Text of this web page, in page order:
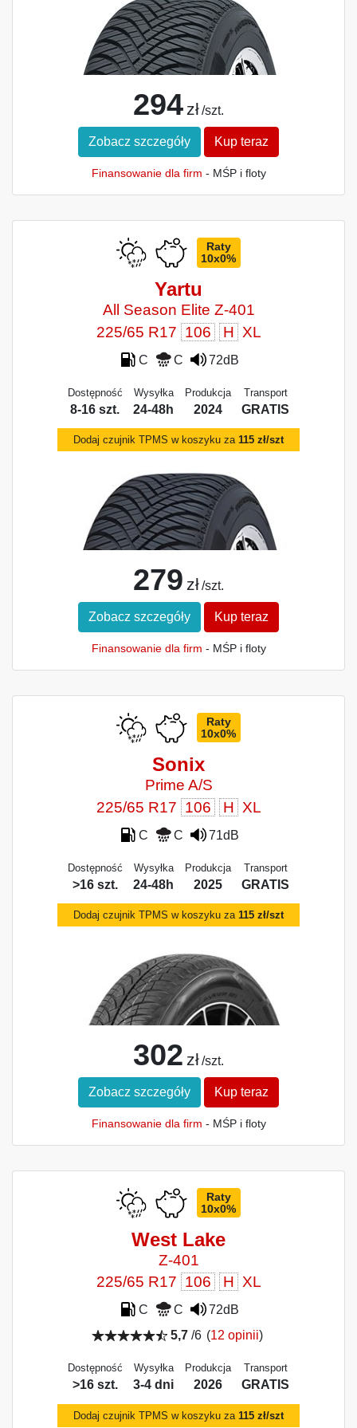
294 zł /szt.
Zobacz szczegóły Kup teraz
Finansowanie dla firm - MŚP i floty
Raty
10x0%
Yartu
All Season Elite Z-401
225/65 R17 106 H XL
C C 72dB
Dostępność
8-16 szt.
Wysyłka
24-48h
Produkcja
2024
Transport
GRATIS
Dodaj czujnik TPMS w koszyku za 115 zł/szt
279 zł /szt.
Zobacz szczegóły Kup teraz
Finansowanie dla firm - MŚP i floty
Raty
10x0%
Sonix
Prime A/S
225/65 R17 106 H XL
C C 71dB
Dostępność
>16 szt.
Wysyłka
24-48h
Produkcja
2025
Transport
GRATIS
Dodaj czujnik TPMS w koszyku za 115 zł/szt
302 zł /szt.
Zobacz szczegóły Kup teraz
Finansowanie dla firm - MŚP i floty
Raty
10x0%
West Lake
Z-401
225/65 R17 106 H XL
C C
72dB
5,7/6 (12 opinii)
Dostępność
>16 szt.
Wysyłka
3-4 dni
Produkcja
2026
Transport
GRATIS
Dodaj czujnik TPMS w koszyku za 115 zł/szt